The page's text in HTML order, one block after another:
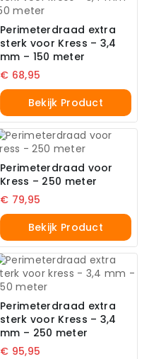
Perimeterdraad extra
sterk voor Kress – 3,4
mm – 150 meter
€ 68,95
Bekijk Product
Perimeterdraad voor
Kress – 250 meter
€ 79,95
Bekijk Product
Perimeterdraad extra
sterk voor Kress – 3,4
mm – 250 meter
€ 95,95